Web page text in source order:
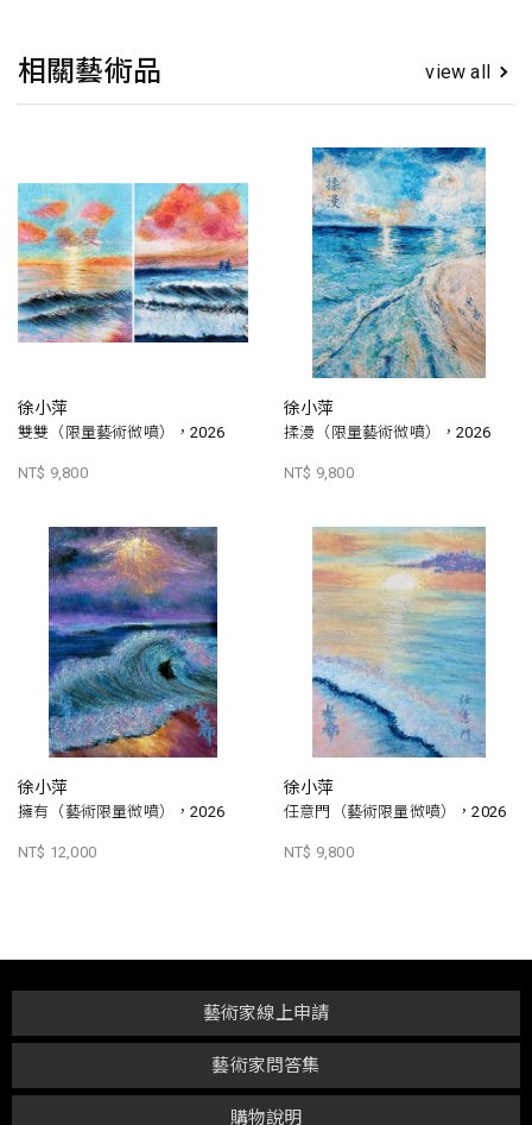
相關藝術品 view all
徐小萍
雙雙（限量藝術微噴），2026
NT$ 9,800
徐小萍
揉漫（限量藝術微噴），2026
NT$ 9,800
徐小萍
擁有（藝術限量微噴），2026
NT$ 12,000
徐小萍
任意門（藝術限量微噴），2026
NT$ 9,800
購物說明
藝術家問答集
藝術家線上申請